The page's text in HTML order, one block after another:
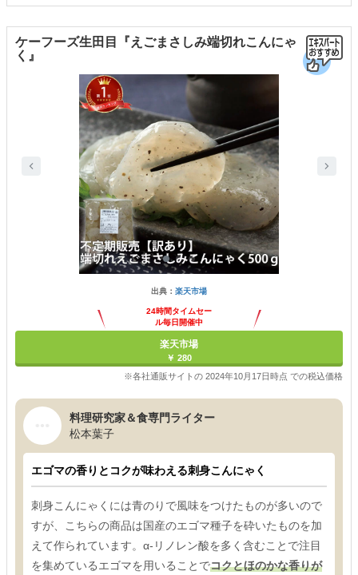
ケーフーズ生田目『えごまさしみ端切れこんにゃ
く』
出典： 楽天市場
24時間タイムセー
ル毎日開催中
楽天市場
￥ 280
※各社通販サイトの 2024年10月17日時点 での税込価格
料理研究家＆食専門ライター
松本葉子
エゴマの香りとコクが味わえる刺身こんにゃく
刺身こんにゃくには青のりで風味をつけたものが多いので
すが、こちらの商品は国産のエゴマ種子を砕いたものを加
えて作られています。α-リノレン酸を多く含むことで注目
を集めているエゴマを用いることでコクとほのかな香りが